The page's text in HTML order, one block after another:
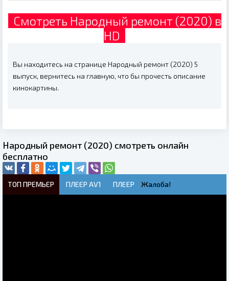
Смотреть Народный ремонт (2020) в
HD
Вы находитесь на странице Народный ремонт (2020) 5
выпуск, вернитесь на главную, что бы прочесть описание
кинокартины.
Народный ремонт (2020) смотреть онлайн
бесплатно
ТОП ПРЕМЬЕР ПЛЕЕР AV1 ПЛЕЕР Жалоба!